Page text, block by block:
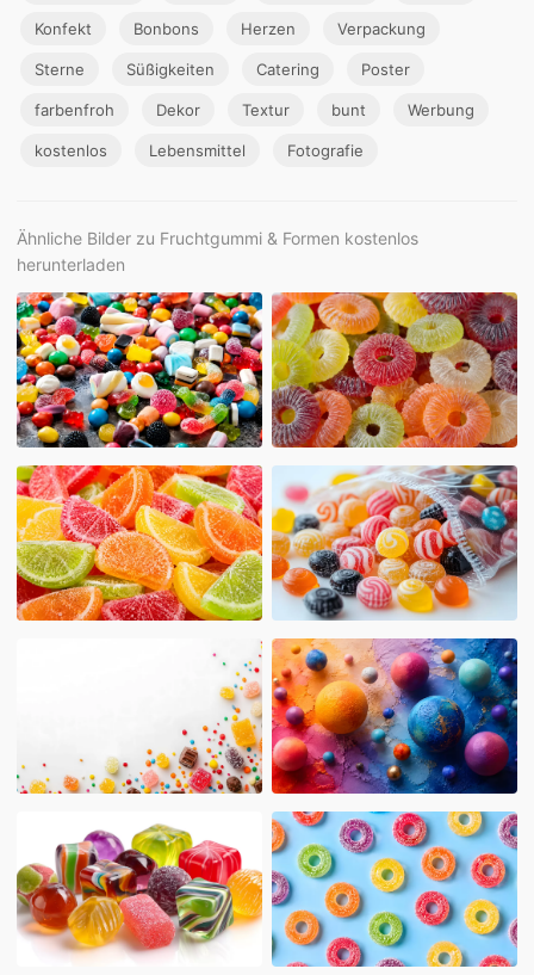
Konfekt Bonbons Herzen Verpackung
Sterne Süßigkeiten Catering Poster
farbenfroh Dekor Textur bunt Werbung
kostenlos Lebensmittel Fotografie
Ähnliche Bilder zu Fruchtgummi & Formen kostenlos
herunterladen